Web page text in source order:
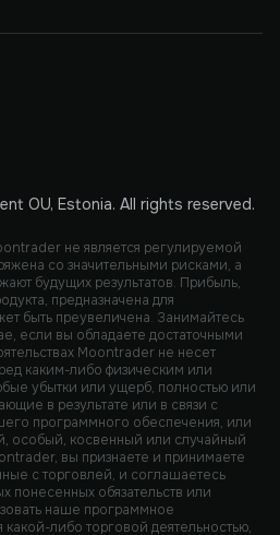
OU, Estonia. All rights reserved.
не является регулируемой
со значительными рисками, а
будущих результатов. Прибыль,
предназначена для
быть преувеличена. Занимайтесь
если вы обладаете достаточными
Moontrader не несет
каким-либо физическим или
убытки или ущерб, полностью или
в результате или в связи с
программного обеспечения, или
особый, косвенный или случайный
вы признаете и принимаете
с торговлей, и соглашаетесь
понесенных обязательств или
наше программное
либо торговой деятельностью,